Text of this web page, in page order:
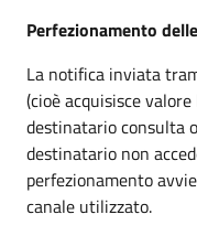
Perfezionamento
La notifica inviata
(cioè acquisisce
destinatario consulta
destinatario non
perfezionamento
canale utilizzato.